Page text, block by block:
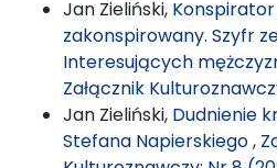
Jan Zieliński,
zakonspirowany. Szyfr
Interesujących
Załącznik
Jan Zieliński, Dudnienie
Stefana Napierskiego,